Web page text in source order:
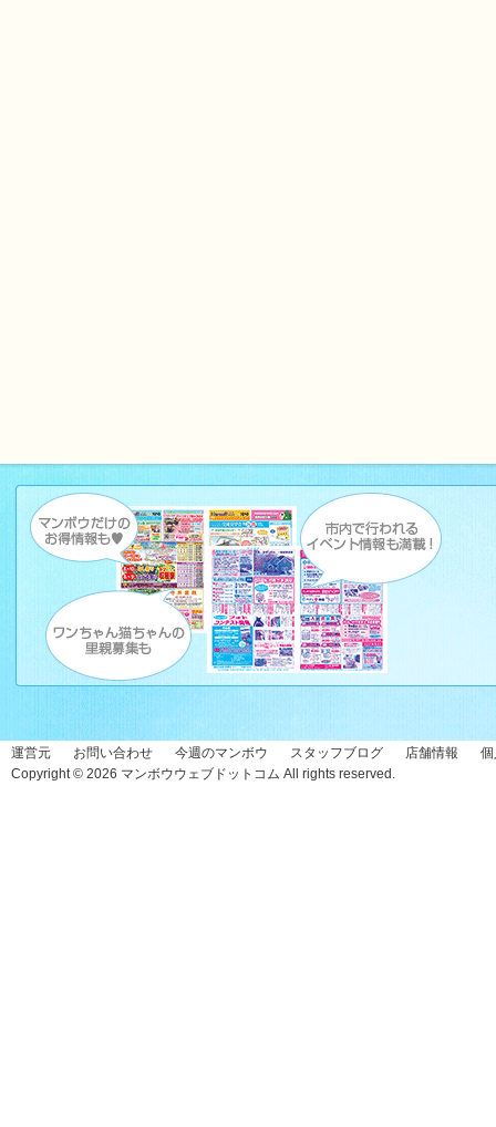
運営元 お問い合わせ 今週のマンボウ スタッフブログ 店舗情報
Copyright © 2026 マンボウウェブドットコム All rights reserved.